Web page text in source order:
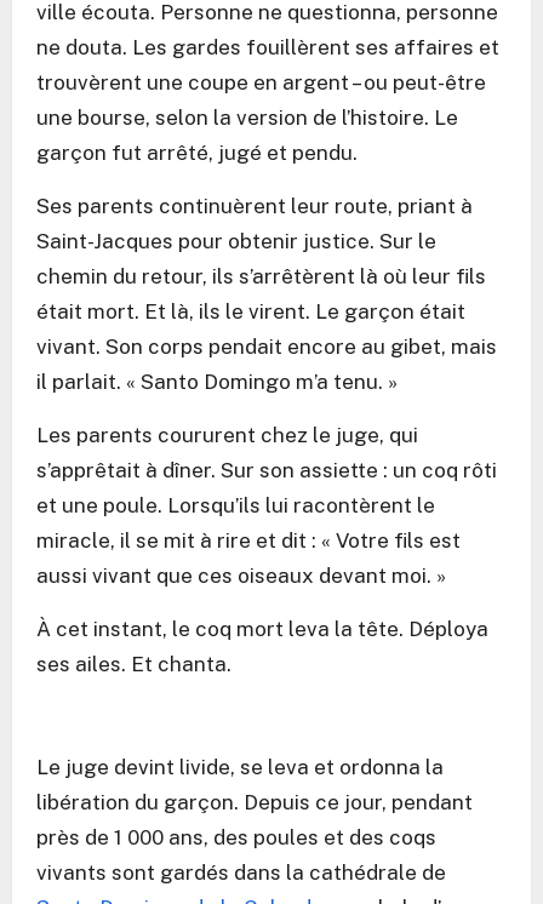
ville écouta. Personne ne questionna, personne
ne douta. Les gardes fouillèrent ses affaires et
trouvèrent une coupe en argent – ou peut-être
une bourse, selon la version de l’histoire. Le
garçon fut arrêté, jugé et pendu.
Ses parents continuèrent leur route, priant à
Saint-Jacques pour obtenir justice. Sur le
chemin du retour, ils s’arrêtèrent là où leur fils
était mort. Et là, ils le virent. Le garçon était
vivant. Son corps pendait encore au gibet, mais
il parlait. « Santo Domingo m’a tenu. »
Les parents coururent chez le juge, qui
s’apprêtait à dîner. Sur son assiette : un coq rôti
et une poule. Lorsqu’ils lui racontèrent le
miracle, il se mit à rire et dit : « Votre fils est
aussi vivant que ces oiseaux devant moi. »
À cet instant, le coq mort leva la tête. Déploya
ses ailes. Et chanta.
Le juge devint livide, se leva et ordonna la
libération du garçon. Depuis ce jour, pendant
près de 1 000 ans, des poules et des coqs
vivants sont gardés dans la cathédrale de